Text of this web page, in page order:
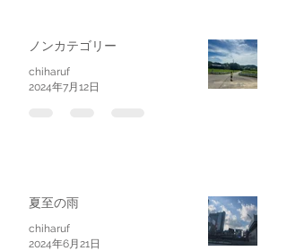
ノンカテゴリー
chiharuf
2024年7月12日
夏至の雨
chiharuf
2024年6月21日